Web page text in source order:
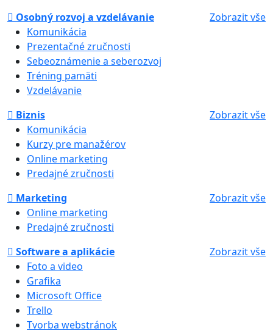
Osobný rozvoj a vzdelávanie
Zobrazit vše
Komunikácia
Prezentačné zručnosti
Sebeoznámenie a seberozvoj
Tréning pamäti
Vzdelávanie
Biznis
Zobrazit vše
Komunikácia
Kurzy pre manažérov
Online marketing
Predajné zručnosti
Marketing
Zobrazit vše
Online marketing
Predajné zručnosti
Software a aplikácie
Zobrazit vše
Foto a video
Grafika
Microsoft Office
Trello
Tvorba webstránok